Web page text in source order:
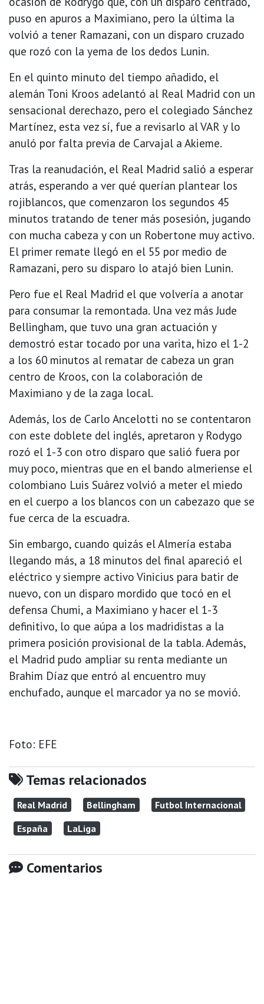
puso en apuros a Maximiano, pero la última la
volvió a tener Ramazani, con un disparo cruzado
que rozó con la yema de los dedos Lunin.
En el quinto minuto del tiempo añadido, el
alemán Toni Kroos adelantó al Real Madrid con un
sensacional derechazo, pero el colegiado Sánchez
Martínez, esta vez sí, fue a revisarlo al VAR y lo
anuló por falta previa de Carvajal a Akieme.
Tras la reanudación, el Real Madrid salió a esperar
atrás, esperando a ver qué querían plantear los
rojiblancos, que comenzaron los segundos 45
minutos tratando de tener más posesión, jugando
con mucha cabeza y con un Robertone muy activo.
El primer remate llegó en el 55 por medio de
Ramazani, pero su disparo lo atajó bien Lunin.
Pero fue el Real Madrid el que volvería a anotar
para consumar la remontada. Una vez más Jude
Bellingham, que tuvo una gran actuación y
demostró estar tocado por una varita, hizo el 1-2
a los 60 minutos al rematar de cabeza un gran
centro de Kroos, con la colaboración de
Maximiano y de la zaga local.
Además, los de Carlo Ancelotti no se contentaron
con este doblete del inglés, apretaron y Rodygo
rozó el 1-3 con otro disparo que salió fuera por
muy poco, mientras que en el bando almeriense el
colombiano Luis Suárez volvió a meter el miedo
en el cuerpo a los blancos con un cabezazo que se
fue cerca de la escuadra.
Sin embargo, cuando quizás el Almería estaba
llegando más, a 18 minutos del final apareció el
eléctrico y siempre activo Vinicius para batir de
nuevo, con un disparo mordido que tocó en el
defensa Chumi, a Maximiano y hacer el 1-3
definitivo, lo que aúpa a los madridistas a la
primera posición provisional de la tabla. Además,
el Madrid pudo ampliar su renta mediante un
Brahim Díaz que entró al encuentro muy
enchufado, aunque el marcador ya no se movió.
Foto: EFE
Temas relacionados
Real Madrid Bellingham
Futbol Internacional
España
LaLiga
Comentarios